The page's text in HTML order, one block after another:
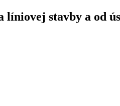
líniovej stavby a od